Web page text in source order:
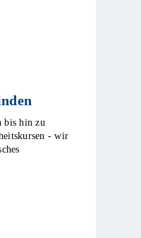
bis hin zu
- wir